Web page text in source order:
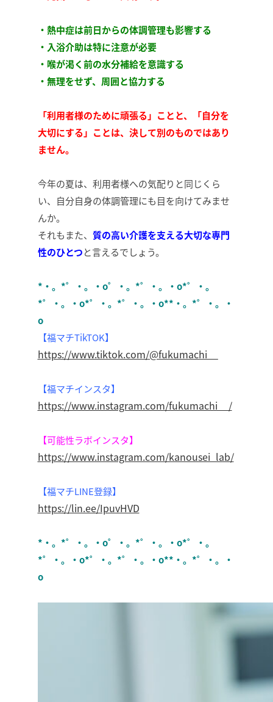
・熱中症は前日からの体調管理も影響する
・入浴介助は特に注意が必要
・喉が渇く前の水分補給を意識する
・無理をせず、周囲と協力する
「利用者様のために頑張る」ことと、「自分を
大切にする」ことは、決して別のものではあり
ません。
今年の夏は、利用者様への気配りと同じくら
い、自分自身の体調管理にも目を向けてみませ
んか。
それもまた、 質の高い介護を支える大切な専門
性のひとつと言えるでしょう。
*・。*゜・。・o゜・。*゜・。・o*゜・。
*゜・。・o*゜・。*゜・。・o**・。*゜・。・
o
【福マチTikTOK】
https://www.tiktok.com/@fukumachi__
【福マチインスタ】
https://www.instagram.com/fukumachi__/
【可能性ラボインスタ】
https://www.instagram.com/kanousei_lab/
【福マチLINE登録】
https://lin.ee/IpuvHVD
*・。*゜・。・o゜・。*゜・。・o*゜・。
*゜・。・o*゜・。*゜・。・o**・。*゜・。・
o